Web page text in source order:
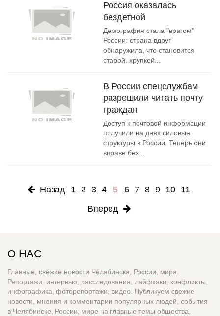
Россия оказалась
бездетной
Демография стала "врагом"
России: страна вдруг
обнаружила, что становится
старой, хрупкой...
В России спецслужбам
разрешили читать почту
граждан
Доступ к почтовой информации
получили на днях силовые
структуры в России. Теперь они
вправе без...
Назад 1 2 3 4 5 6 7 8 9 10 11
Вперед
О НАС
Главные, свежие новости Челябинска, России, мира.
Репортажи, интервью, расследования, лайфхаки, конфликты,
инфографика, фоторепортажи, видео. Публикуем свежие
новости, мнения и комментарии популярных людей, события
в Челябинске, России, мире на главные темы общества,